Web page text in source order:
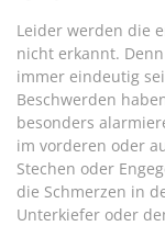
Leider werden die
nicht erkannt.
immer eindeutig
Beschwerden
besonders
im vorderen oder
Stechen oder
die Schmerzen in
Unterkiefer oder